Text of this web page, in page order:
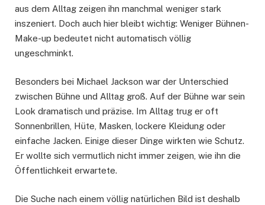
aus dem Alltag zeigen ihn manchmal weniger stark
inszeniert. Doch auch hier bleibt wichtig: Weniger Bühnen-
Make-up bedeutet nicht automatisch völlig
ungeschminkt.
Besonders bei Michael Jackson war der Unterschied
zwischen Bühne und Alltag groß. Auf der Bühne war sein
Look dramatisch und präzise. Im Alltag trug er oft
Sonnenbrillen, Hüte, Masken, lockere Kleidung oder
einfache Jacken. Einige dieser Dinge wirkten wie Schutz.
Er wollte sich vermutlich nicht immer zeigen, wie ihn die
Öffentlichkeit erwartete.
Die Suche nach einem völlig natürlichen Bild ist deshalb